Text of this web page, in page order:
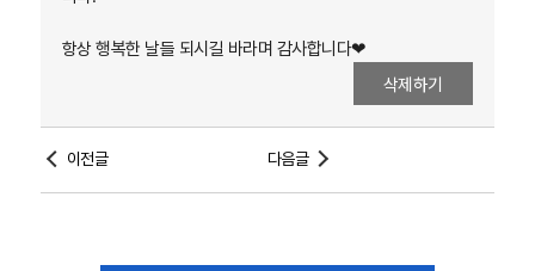
항상 행복한 날들 되시길 바라며 감사합니다❤
삭제하기
이전글 다음글